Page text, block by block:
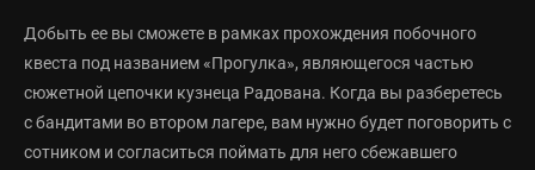
Добыть ее вы сможете в рамках прохождения побочного
квеста под названием «Прогулка», являющегося частью
сюжетной цепочки кузнеца Радована. Когда вы разберетесь
с бандитами во втором лагере, вам нужно будет поговорить с
сотником и согласиться поймать для него сбежавшего